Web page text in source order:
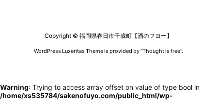
Copyright © 福岡県春日市千歳町【酒のフヨー】
WordPress Luxeritas Theme is provided by "Thought is free".
Warning: Trying to access array offset on value of type bool in
/home/xs535784/sakenofuyo.com/public_html/wp-